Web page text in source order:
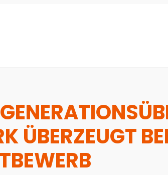
ÜBERZEUGT BEI